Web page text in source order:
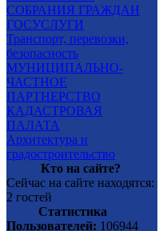
СОБРАНИЯ ГРАЖДАН
ГОСУСЛУГИ
Транспорт, перевозки,
безопасность
МУНИЦИПАЛЬНО-
ЧАСТНОЕ
ПАРТНЕРСТВО
КАДАСТРОВАЯ
ПАЛАТА
Архитектура и
градостроительство
Кто на сайте?
Сейчас на сайте находятся:
2 гостей
Статистика
Пользователей: 106944